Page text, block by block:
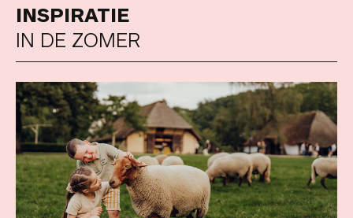
INSPIRATIE
IN DE ZOMER